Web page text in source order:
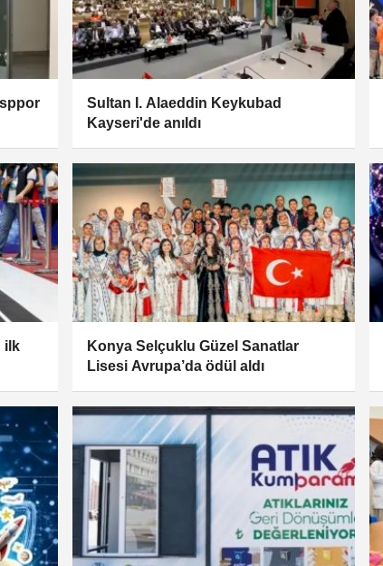
Sultan I. Alaeddin Keykubad
Kayseri'de anıldı
ilk
Konya Selçuklu Güzel Sanatlar
Lisesi Avrupa’da ödül aldı